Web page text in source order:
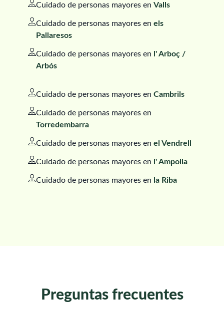
Cuidado de personas mayores en Valls
Cuidado de personas mayores en els
Pallaresos
Cuidado de personas mayores en l' Arboç /
Arbós
Cuidado de personas mayores en Cambrils
Cuidado de personas mayores en
Torredembarra
Cuidado de personas mayores en el Vendrell
Cuidado de personas mayores en l' Ampolla
Cuidado de personas mayores en la Riba
Preguntas frecuentes